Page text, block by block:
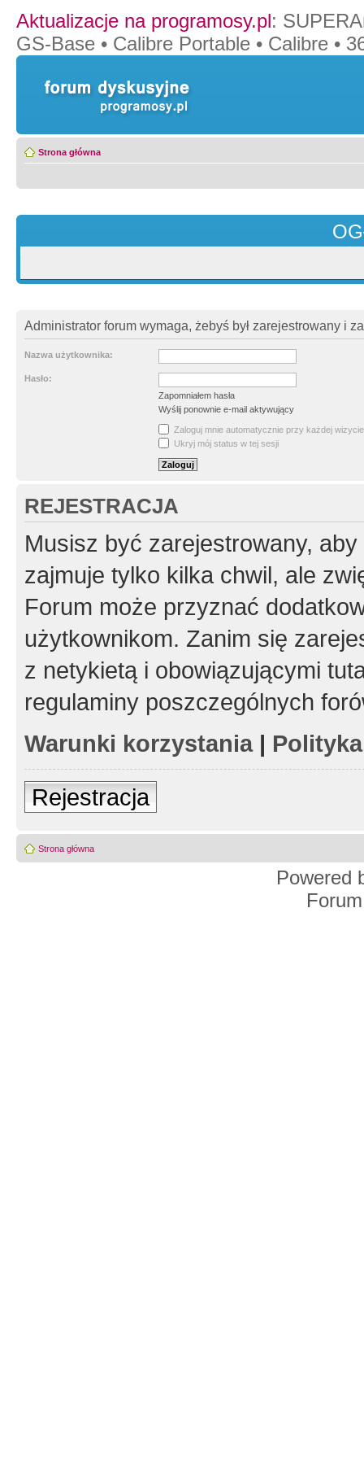
Aktualizacje na programosy.pl:
GS-Base • Calibre Portable • Calibre •
Strona główna
Administrator forum wymaga, żebyś był zarejestrowany i
Nazwa użytkownika:
Hasło:
Zapomniałem hasła
Wyślij ponownie e-mail aktywujący
Zaloguj mnie automatycznie przy każdej wizycie
Ukryj mój status w tej sesji
REJESTRACJA
Musisz być zarejestrowany,
zajmuje tylko kilka chwil, ale
Forum może przyznać
użytkownikom. Zanim się
z netykietą i obowiązującymi
regulaminy poszczególnych
Warunki korzystania|
Rejestracja
Strona główna
Powered